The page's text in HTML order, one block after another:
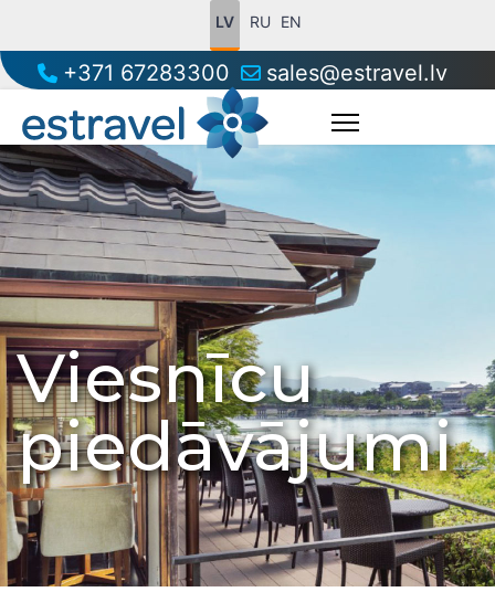
LV RU EN
+371 67283300 sales@estravel.lv
Viesnīcu
piedāvājumi